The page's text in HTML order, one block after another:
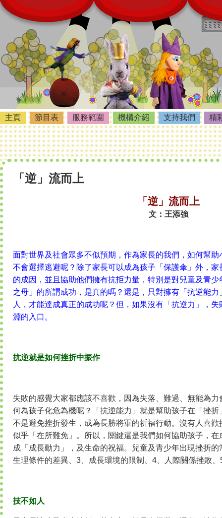
主頁 節目表 服務範圍 機構介紹 支持我們 精
「逆」流而上
「逆」流而上
文：王添強
面對世界及社會眾多不似預期，作為家長的我們，如何幫
不會選擇逃避呢？除了家長可以成為孩子「保護傘」外，
的成因，並且協助他們擁有抗拒力量，特別是對兒童及青
之母」的所謂成功，是真的嗎？還是，只對擁有「抗逆能
人，才能達成真正的成功呢？但，如果沒有「抗逆力」，
淵的入口。
抗逆就是如何挫折中振作
失敗的感覺大家都應該不喜歡，因為失落、難過、無能為
何為孩子化危為機呢？「抗逆能力」就是幫助孩子在「挫
不是避免挫折發生，成為長勝將軍的祈福行動。沒有人喜
似乎「在所難免」。所以，關鍵還是我們如何協助孩子，
成「成長動力」，及生命的祝福。兒童及青少年出現挫折
生理條件的差異、3、成長環境的限制、4、人際關係挫敗
技不如人